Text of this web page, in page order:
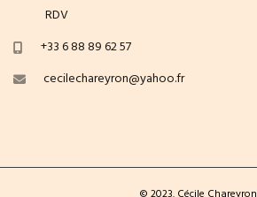
RDV
+33 6 88 89 62 57
cecilechareyron@yahoo.fr